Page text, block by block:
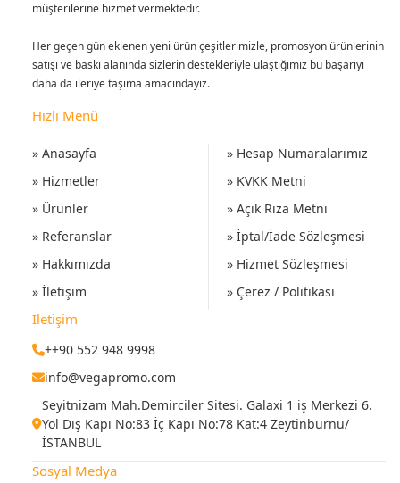
müşterilerine hizmet vermektedir.
Her geçen gün eklenen yeni ürün çeşitlerimizle, promosyon ürünlerinin
satışı ve baskı alanında sizlerin destekleriyle ulaştığımız bu başarıyı
daha da ileriye taşıma amacındayız.
Hızlı Menü
» Anasayfa
» Hizmetler
» Ürünler
» Referanslar
» Hakkımızda
» İletişim
» Hesap Numaralarımız
» KVKK Metni
» Açık Rıza Metni
» İptal/İade Sözleşmesi
» Hizmet Sözleşmesi
» Çerez / Politikası
İletişim
++90 552 948 9998
info@vegapromo.com
Seyitnizam Mah.Demirciler Sitesi. Galaxi 1 iş Merkezi 6.
Yol Dış Kapı No:83 İç Kapı No:78 Kat:4 Zeytinburnu/
İSTANBUL
Sosyal Medya